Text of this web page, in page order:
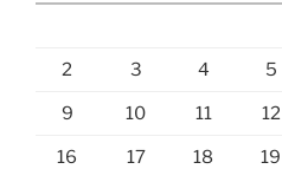
2 3 4 5
9 10 11 12
16 17 18 19